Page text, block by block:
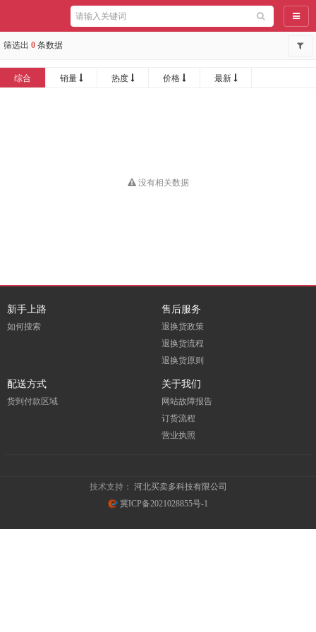
导航
筛选出 0 条数据
综合 销量 热度 价格 最新
没有相关数据
新手上路
如何搜索
售后服务
退换货政策
退换货流程
退换货原则
配送方式
货到付款区域
关于我们
网站故障报告
订货流程
营业执照
技术支持： 河北买卖多科技有限公司
冀ICP备2021028855号-1